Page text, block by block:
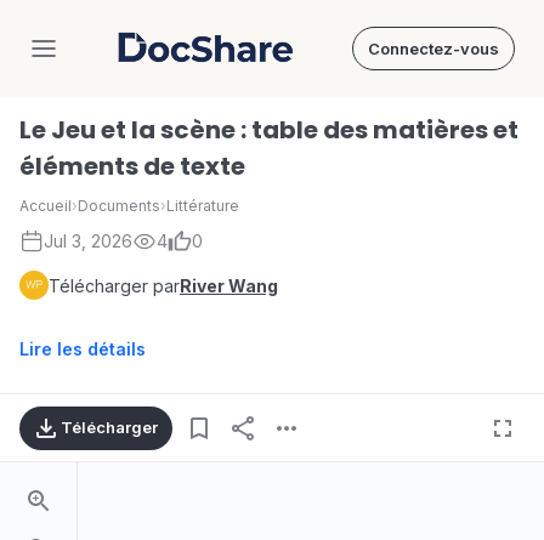
DocShare Connectez-vous
Le Jeu et la scène : table des matières et
éléments de texte
Accueil›Documents›Littérature
Jul 3, 2026 4 0
Télécharger parRiver Wang
Lire les détails
Télécharger